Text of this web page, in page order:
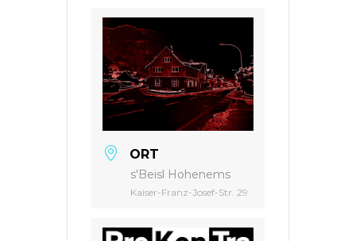
ORT
s'Beisl Hohenems
Kaiser-Franz-Josef-Str. 29